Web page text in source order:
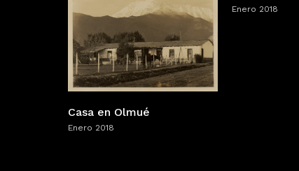
Enero 2018
Casa en Olmué
Enero 2018